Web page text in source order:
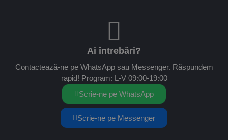
Ai întrebări?
Contactează-ne pe WhatsApp sau Messenger. Răspundem
rapid! Program: L-V 09:00-19:00
Scrie-ne pe WhatsApp
Scrie-ne pe Messenger